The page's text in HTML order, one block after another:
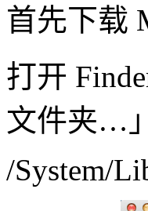
首先下载
打开
文件夹…
/System/